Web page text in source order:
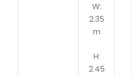
W:
2.35
m
H:
2.45